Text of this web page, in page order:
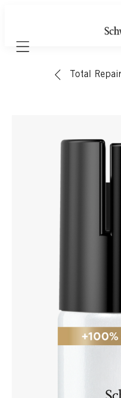
Mobile navigation
Total Repair